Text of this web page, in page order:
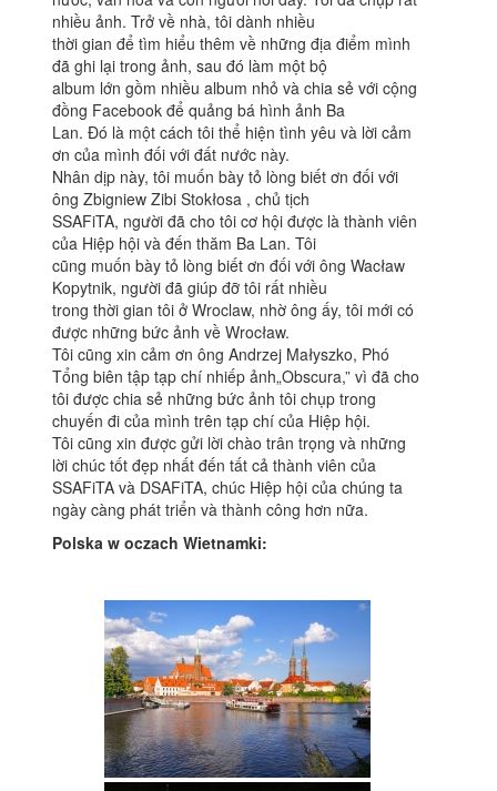
nhiều ảnh. Trở về nhà, tôi dành nhiều
thời gian để tìm hiểu thêm về những địa điểm mình
đã ghi lại trong ảnh, sau đó làm một bộ
album lớn gồm nhiều album nhỏ và chia sẻ với cộng
đồng Facebook để quảng bá hình ảnh Ba
Lan. Đó là một cách tôi thể hiện tình yêu và lời cảm
ơn của mình đối với đất nước này.
Nhân dịp này, tôi muốn bày tỏ lòng biết ơn đối với
ông Zbigniew Zibi Stokłosa , chủ tịch
SSAFiTA, người đã cho tôi cơ hội được là thành viên
của Hiệp hội và đến thăm Ba Lan. Tôi
cũng muốn bày tỏ lòng biết ơn đối với ông Wacław
Kopytnik, người đã giúp đỡ tôi rất nhiều
trong thời gian tôi ở Wroclaw, nhờ ông ấy, tôi mới có
được những bức ảnh về Wrocław.
Tôi cũng xin cảm ơn ông Andrzej Małyszko, Phó
Tổng biên tập tạp chí nhiếp ảnh„Obscura,” vì đã cho
tôi được chia sẻ những bức ảnh tôi chụp trong
chuyến đi của mình trên tạp chí của Hiệp hội.
Tôi cũng xin được gửi lời chào trân trọng và những
lời chúc tốt đẹp nhất đến tất cả thành viên của
SSAFiTA và DSAFiTA, chúc Hiệp hội của chúng ta
ngày càng phát triển và thành công hơn nữa.
Polska w oczach Wietnamki: